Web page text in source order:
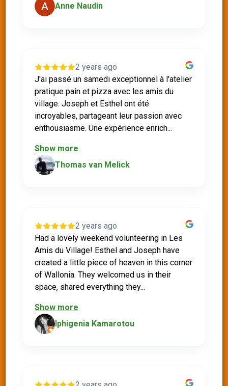
Anne Naudin
2 years ago
J'ai passé un samedi exceptionnel à l'atelier
pratique pain et pizza avec les amis du
village. Joseph et Esthel ont été
incroyables, partageant leur passion avec
enthousiasme. Une expérience enrich...
Show more
Thomas van Melick
2 years ago
Had a lovely weekend volunteering in Les
Amis du Village! Esthel and Joseph have
created a little piece of heaven in this corner
of Wallonia. They welcomed us in their
space, shared everything they...
Show more
Iphigenia Kamarotou